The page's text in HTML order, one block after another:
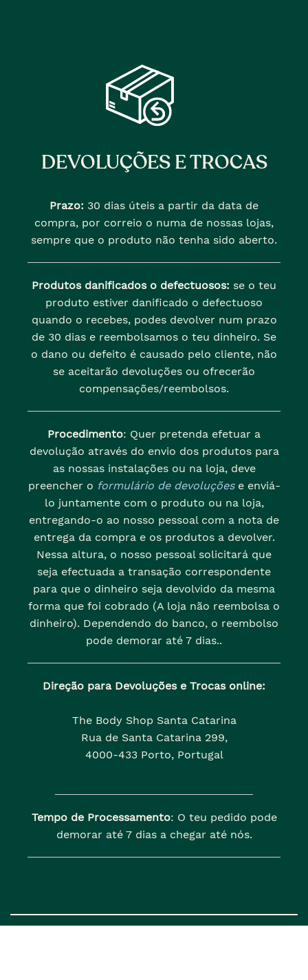
DEVOLUÇÕES E TROCAS
Prazo: 30 dias úteis a partir da data de
compra, por correio o numa de nossas lojas,
sempre que o produto não tenha sido aberto.
Produtos danificados o defectuosos: se o teu
produto estiver danificado o defectuoso
quando o recebes, podes devolver num prazo
de 30 dias e reembolsamos o teu dinheiro. Se
o dano ou defeito é causado pelo cliente, não
se aceitarão devoluções ou ofrecerão
compensações/reembolsos.
Procedimento: Quer pretenda efetuar a
devolução através do envio dos produtos para
as nossas instalações ou na loja, deve
preencher o formulário de devoluçõese enviá-
lo juntamente com o produto ou na loja,
entregando-o ao nosso pessoal com a nota de
entrega da compra e os produtos a devolver.
Nessa altura, o nosso pessoal solicitará que
seja efectuada a transação correspondente
para que o dinheiro seja devolvido da mesma
forma que foi cobrado (A loja não reembolsa o
dinheiro). Dependendo do banco, o reembolso
pode demorar até 7 dias..
Direção para Devoluções e Trocas online:
The Body Shop Santa Catarina
Rua de Santa Catarina 299,
4000-433 Porto, Portugal
Tempo de Processamento: O teu pedido pode
demorar até 7 dias a chegar até nós.